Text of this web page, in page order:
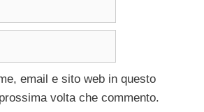
email e sito web in questo
volta che commento.